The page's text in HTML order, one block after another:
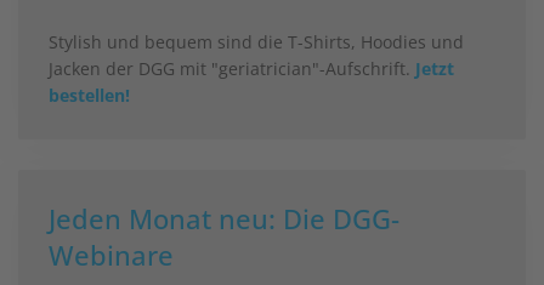
Stylish und bequem sind die T-Shirts, Hoodies und
Jacken der DGG mit "geriatrician"-Aufschrift. Jetzt
bestellen!
Jeden Monat neu: Die DGG-
Webinare